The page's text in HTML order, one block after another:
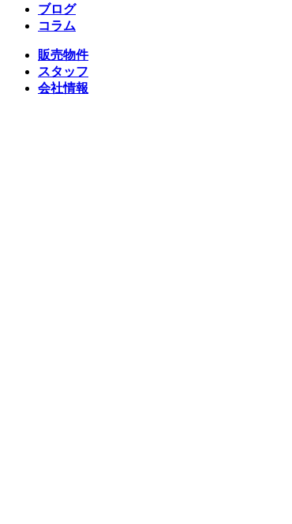
ブログ
コラム
販売物件
スタッフ
会社情報